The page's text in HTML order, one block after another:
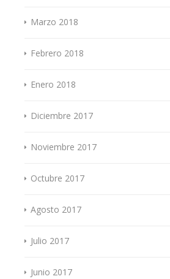
Marzo 2018
Febrero 2018
Enero 2018
Diciembre 2017
Noviembre 2017
Octubre 2017
Agosto 2017
Julio 2017
Junio 2017